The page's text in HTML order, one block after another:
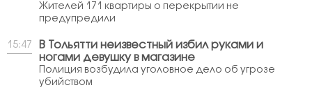
Жителей 171 квартиры о перекрытии не
предупредили
15:47
В Тольятти неизвестный избил руками и
ногами девушку в магазине
Полиция возбудила уголовное дело об угрозе
убийством